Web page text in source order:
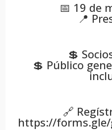
📅 19 de
📍
💲
💲 Público
🔗
https://forms.gle/